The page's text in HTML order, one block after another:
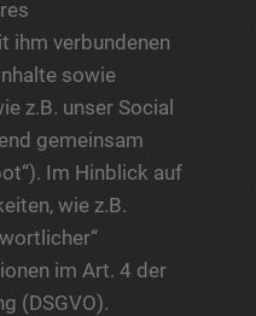
ihm verbundenen
sowie
z.B. unser Social
gemeinsam
Im Hinblick auf
wie z.B.
im Art. 4 der
(DSGVO).